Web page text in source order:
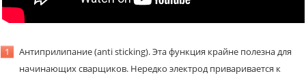
Антиприлипание (anti sticking). Эта функция крайне полезна для
начинающих сварщиков. Нередко электрод приваривается к